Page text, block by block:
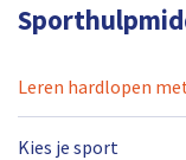
Leren hardlopen
Kies je sport